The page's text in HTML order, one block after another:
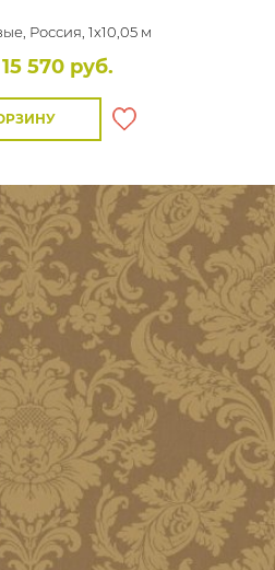
Россия, 1x10,05 м
15 570 руб.